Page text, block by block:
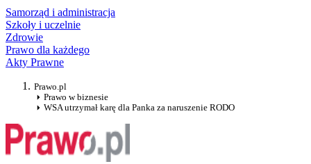
Samorząd i administracja
Szkoły i uczelnie
Zdrowie
Prawo dla każdego
Akty Prawne
Prawo.pl
Prawo w biznesie
WSA utrzymał karę dla Panka za naruszenie RODO